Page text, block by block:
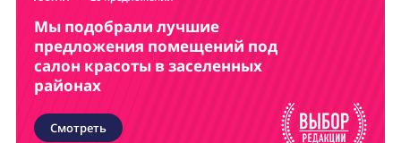
Мы подобрали лучшие
предложения помещений под
салон красоты в заселенных
районах
Смотреть